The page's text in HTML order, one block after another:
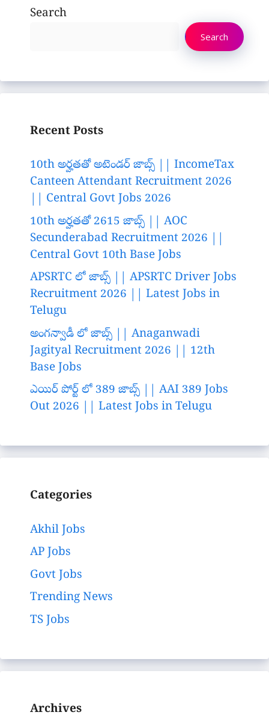
Search
Search
Recent Posts
10th అర్హతతో అటెండర్ జాబ్స్ || IncomeTax
Canteen Attendant Recruitment 2026
|| Central Govt Jobs 2026
10th అర్హతతో 2615 జాబ్స్ || AOC
Secunderabad Recruitment 2026 ||
Central Govt 10th Base Jobs
APSRTC లో జాబ్స్ || APSRTC Driver Jobs
Recruitment 2026 || Latest Jobs in
Telugu
అంగన్వాడీ లో జాబ్స్ || Anaganwadi
Jagityal Recruitment 2026 || 12th
Base Jobs
ఎయిర్ పోర్ట్ లో 389 జాబ్స్ || AAI 389 Jobs
Out 2026 || Latest Jobs in Telugu
Categories
Akhil Jobs
AP Jobs
Govt Jobs
Trending News
TS Jobs
Archives